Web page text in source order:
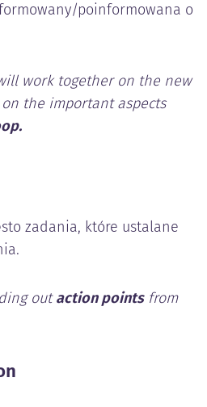
poinformowana o
work together on the new
the important aspects
zadania, które ustalane
outaction pointsfrom